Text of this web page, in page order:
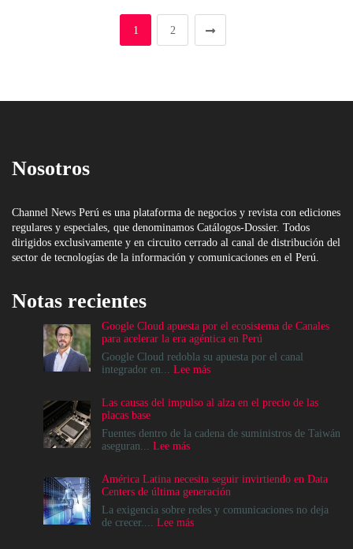
1 2
Nosotros
Channel News Perú es una plataforma de negocios y revista con ediciones
regulares y especiales, que denominamos Catálogos-Dossier. Todos
dirigidos exclusivamente y en circuito cerrado al canal de distribución del
sector de tecnologías de la información y comunicaciones en el Perú.
Notas recientes
Google Cloud apuesta por el ecosistema de Canales
para acelerar la era agéntica en Perú
Google Cloud redobla su apuesta por el canal
integrador en... Lee más:
apuesta
el
para
acelerar
la
era
Las causas del impulso al alza en el precio de las
placas base
Fuentes dentro de la cadena de suministros de Taiwán
aseguran... Lee más:
del
impulso
al
alza
América Latina necesita seguir invirtiendo en Data
Centers de última generación
La exigencia sobre redes y comunicaciones no deja
de crecer.... Lee más: